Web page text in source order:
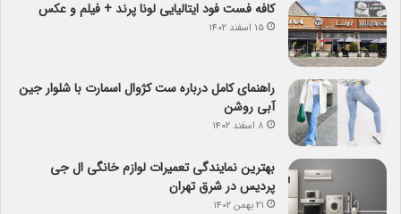
کافه فست فود ایتالیایی لونا پرند + فیلم و عکس
۱۵ اسفند ۱۴۰۲
راهنمای کامل درباره ست کژوال اسمارت با شلوار جین
آبی روشن
۸ اسفند ۱۴۰۲
بهترین نمایندگی تعمیرات لوازم خانگی ال جی
پردیس در شرق تهران
۲۱ بهمن ۱۴۰۲